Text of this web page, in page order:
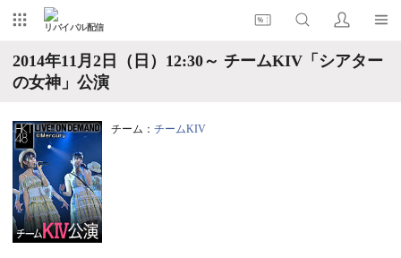
リバイバル配信
2014年11月2日（日）12:30～ チームKIV「シアター
の女神」公演
チーム： チームKIV